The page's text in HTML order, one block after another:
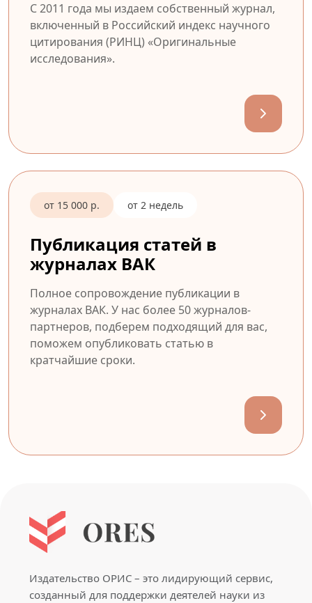
С 2011 года мы издаем собственный журнал,
включенный в Российский индекс научного
цитирования (РИНЦ) «Оригинальные
исследования».
от 15 000 р. от 2 недель
Публикация статей в
журналах ВАК
Полное сопровождение публикации в
журналах ВАК. У нас более 50 журналов-
партнеров, подберем подходящий для вас,
поможем опубликовать статью в
кратчайшие сроки.
Издательство ОРИС – это лидирующий сервис,
созданный для поддержки деятелей науки из